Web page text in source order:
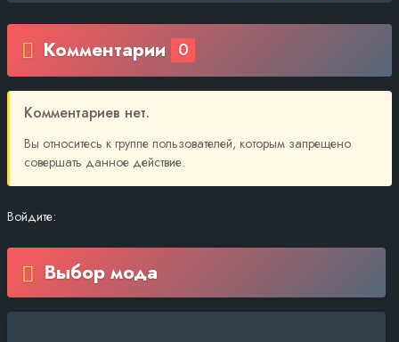
Комментарии 0
Комментариев нет.
Вы относитесь к группе пользователей, которым запрещено
совершать данное действие.
Войдите:
Выбор мода